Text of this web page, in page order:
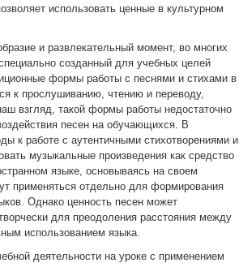
использовать ценные в культурном
и развлекательный момент, во многих
созданный для учебных целей
формы работы с песнями и стихами в
к прослушиванию, чтению и переводу,
взгляд, такой формы работы недостаточно
песен на обучающихся. В
к работе с аутентичными стихотворениями и
музыкальные произведения как средство
языке, основываясь на своем
применяться отдельно для формирования
Однако ценность песен может
для преодоления расстояния между
использованием языка.
деятельности на уроке с применением